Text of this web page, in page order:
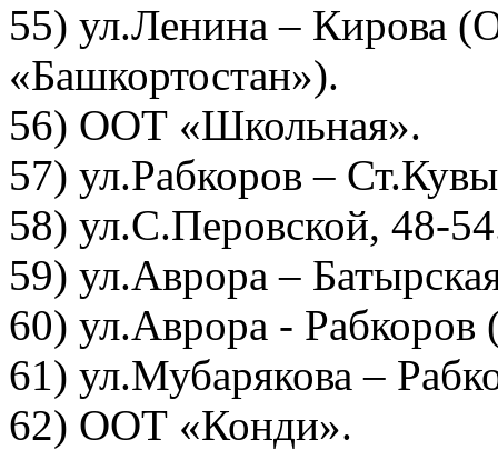
55) ул.Ленина – Кирова
«Башкортостан»).
56) ООТ «Школьная».
57) ул.Рабкоров –
58) ул.С.Перовской, 48-
59) ул.Аврора –
60) ул.Аврора - Рабкоров
61) ул.Мубарякова –
62) ООТ «Конди».